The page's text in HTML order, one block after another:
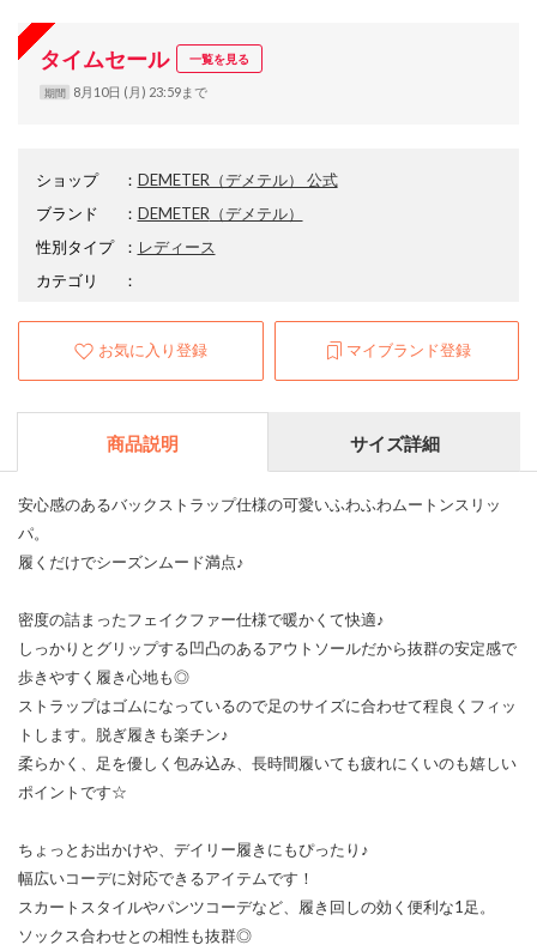
タイムセール 一覧を見る
期間 8月10日 (月) 23:59まで
ショップ ： DEMETER（デメテル） 公式
ブランド
： DEMETER （デメテル）
性別タイプ
： レディース
カテゴリ
：
お気に入り登録 マイブランド登録
商品説明 サイズ詳細
安心感のあるバックストラップ仕様の可愛いふわふわムートンスリッ
パ。
履くだけでシーズンムード満点♪
密度の詰まったフェイクファー仕様で暖かくて快適♪
しっかりとグリップする凹凸のあるアウトソールだから抜群の安定感で
歩きやすく履き心地も◎
ストラップはゴムになっているので足のサイズに合わせて程良くフィッ
トします。脱ぎ履きも楽チン♪
柔らかく、足を優しく包み込み、長時間履いても疲れにくいのも嬉しい
ポイントです☆
ちょっとお出かけや、デイリー履きにもぴったり♪
幅広いコーデに対応できるアイテムです！
スカートスタイルやパンツコーデなど、履き回しの効く便利な1足。
ソックス合わせとの相性も抜群◎